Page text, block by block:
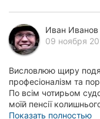
Иван Иванов
09 ноября
Висловлюю щиру
професіоналізм та
По всім чотирьом
моїй пенсії
рішення на мою
Показать полностью